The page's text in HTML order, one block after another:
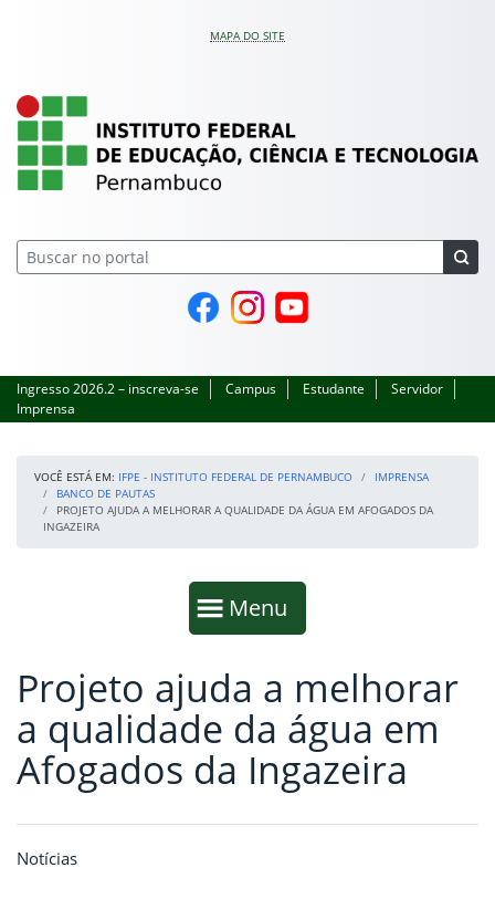
MAPA DO SITE
IFPE – Instituto
Página do Facebook
Perfil no Instagram
Canal no YouTube
Ingresso 2026.2 – inscreva-se Campus Estudante
Servidor
Imprensa
VOCÊ ESTÁ EM: IFPE - INSTITUTO FEDERAL DE PERNAMBUCO
IMPRENSA
BANCO DE PAUTAS
PROJETO AJUDA A MELHORAR A QUALIDADE DA ÁGUA EM AFOGADOS DA
INGAZEIRA
Mostrar
Menu
Fim da navegação
Início do conteúdo
Projeto ajuda a melhorar
a qualidade da água em
Afogados da Ingazeira
Notícias